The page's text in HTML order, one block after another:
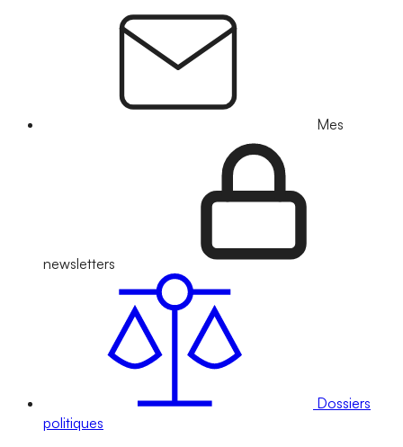
Mes
newsletters
Dossiers
politiques